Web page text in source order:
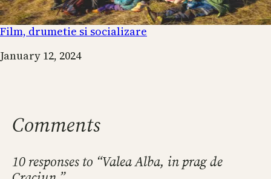
Film, drumetie si socializare
Date
January 12, 2024
Comments
10 responses to “Valea Alba, in prag de